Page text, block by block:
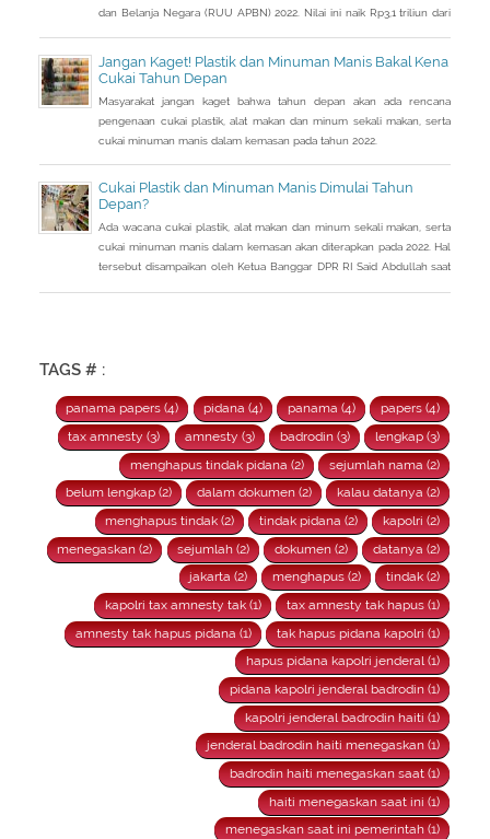
dan Belanja Negara (RUU APBN) 2022. Nilai ini naik Rp3,1 triliun dari
pada 16 Agustus 2021.
Jangan Kaget! Plastik dan Minuman Manis Bakal Kena
Cukai Tahun Depan
Masyarakat jangan kaget bahwa tahun depan akan ada rencana
pengenaan cukai plastik, alat makan dan minum sekali makan, serta
cukai minuman manis dalam kemasan pada tahun 2022.
Cukai Plastik dan Minuman Manis Dimulai Tahun
Depan?
Ada wacana cukai plastik, alat makan dan minum sekali makan, serta
cukai minuman manis dalam kemasan akan diterapkan pada 2022. Hal
tersebut disampaikan oleh Ketua Banggar DPR RI Said Abdullah saat
TAGS # :
panama papers (4) pidana (4) panama (4)
papers (4)
tax amnesty (3)
amnesty (3) badrodin (3)
lengkap (3)
menghapus tindak pidana (2)
sejumlah nama (2)
belum lengkap (2)
dalam dokumen (2)
kalau datanya (2)
menghapus tindak (2)
tindak pidana (2)
kapolri (2)
menegaskan (2)
sejumlah (2) dokumen (2)
datanya (2)
jakarta (2)
menghapus (2)
tindak (2)
kapolri tax amnesty tak (1)
tax amnesty tak hapus (1)
amnesty tak hapus pidana (1)
tak hapus pidana kapolri (1)
hapus pidana kapolri jenderal (1)
pidana kapolri jenderal badrodin (1)
kapolri jenderal badrodin haiti (1)
jenderal badrodin haiti menegaskan (1)
badrodin haiti menegaskan saat (1)
haiti menegaskan saat ini (1)
menegaskan saat ini pemerintah (1)